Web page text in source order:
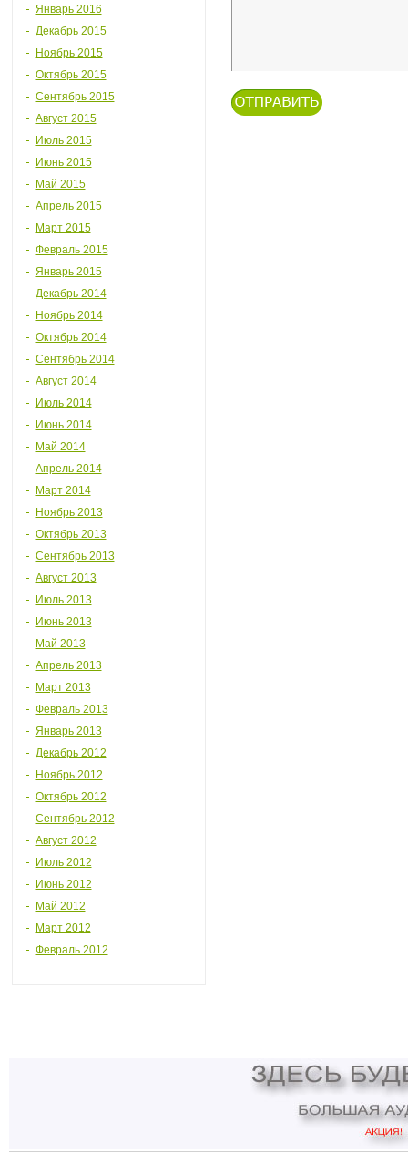
Январь 2016
Декабрь 2015
Ноябрь 2015
Октябрь 2015
Сентябрь 2015
Август 2015
Июль 2015
Июнь 2015
Май 2015
Апрель 2015
Март 2015
Февраль 2015
Январь 2015
Декабрь 2014
Ноябрь 2014
Октябрь 2014
Сентябрь 2014
Август 2014
Июль 2014
Июнь 2014
Май 2014
Апрель 2014
Март 2014
Ноябрь 2013
Октябрь 2013
Сентябрь 2013
Август 2013
Июль 2013
Июнь 2013
Май 2013
Апрель 2013
Март 2013
Февраль 2013
Январь 2013
Декабрь 2012
Ноябрь 2012
Октябрь 2012
Сентябрь 2012
Август 2012
Июль 2012
Июнь 2012
Май 2012
Март 2012
Февраль 2012